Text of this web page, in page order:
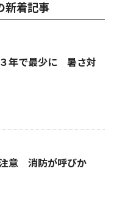
新着記事
年で最少に 暑さ対
意 消防が呼びか